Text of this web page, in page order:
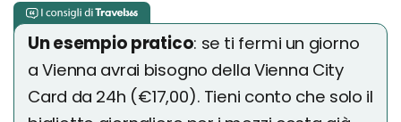
Un esempio pratico: se ti fermi un giorno
a Vienna avrai bisogno della Vienna City
Card da 24h (€17,00). Tieni conto che solo il